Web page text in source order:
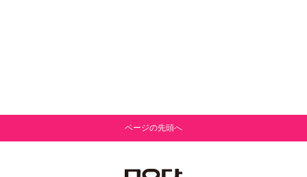
ページの先頭へ